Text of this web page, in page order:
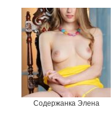
Содержанка Элена